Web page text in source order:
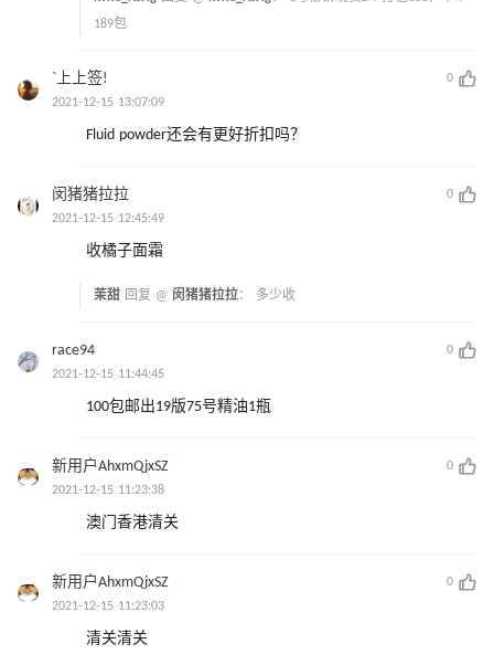
189包
`上上签!
0
2021-12-15 13:07:09
Fluid powder还会有更好折扣吗？
闵猪猪拉拉
0
2021-12-15 12:45:49
收橘子面霜
茉甜 回复 @ 闵猪猪拉拉： 多少收
race94
0
2021-12-15 11:44:45
100包邮出19版75号精油1瓶
新用户AhxmQjxSZ
0
2021-12-15 11:23:38
澳门香港清关
新用户AhxmQjxSZ
0
2021-12-15 11:23:03
清关清关